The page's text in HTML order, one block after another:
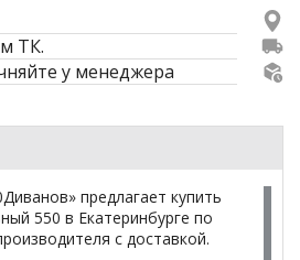
ТК.
у менеджера
предлагает купить
550 в Екатеринбурге по
с доставкой.